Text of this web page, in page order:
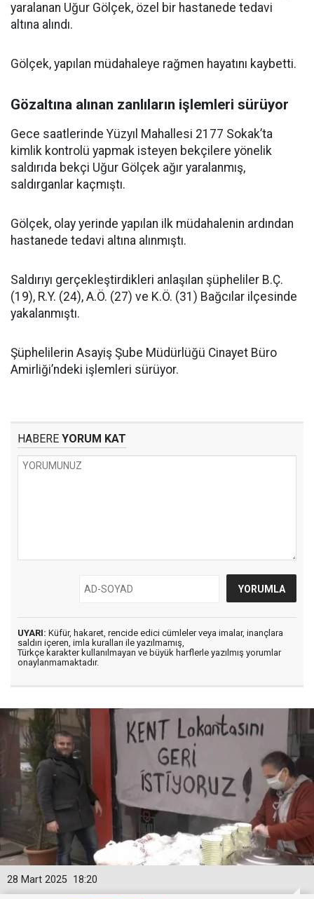
yaralanan Uğur Gölçek, özel bir hastanede tedavi
altına alındı.
Gölçek, yapılan müdahaleye rağmen hayatını kaybetti.
Gözaltına alınan zanlıların işlemleri sürüyor
Gece saatlerinde Yüzyıl Mahallesi 2177 Sokak’ta
kimlik kontrolü yapmak isteyen bekçilere yönelik
saldırıda bekçi Uğur Gölçek ağır yaralanmış,
saldırganlar kaçmıştı.
Gölçek, olay yerinde yapılan ilk müdahalenin ardından
hastanede tedavi altına alınmıştı.
Saldırıyı gerçekleştirdikleri anlaşılan şüpheliler B.Ç.
(19), R.Y. (24), A.Ö. (27) ve K.Ö. (31) Bağcılar ilçesinde
yakalanmıştı.
Şüphelilerin Asayiş Şube Müdürlüğü Cinayet Büro
Amirliği’ndeki işlemleri sürüyor.
HABERE YORUM KAT
UYARI: Küfür, hakaret, rencide edici cümleler veya imalar, inançlara
saldırı içeren, imla kuralları ile yazılmamış,
Türkçe karakter kullanılmayan ve büyük harflerle yazılmış yorumlar
onaylanmamaktadır.
18:20
28 Mart 2025